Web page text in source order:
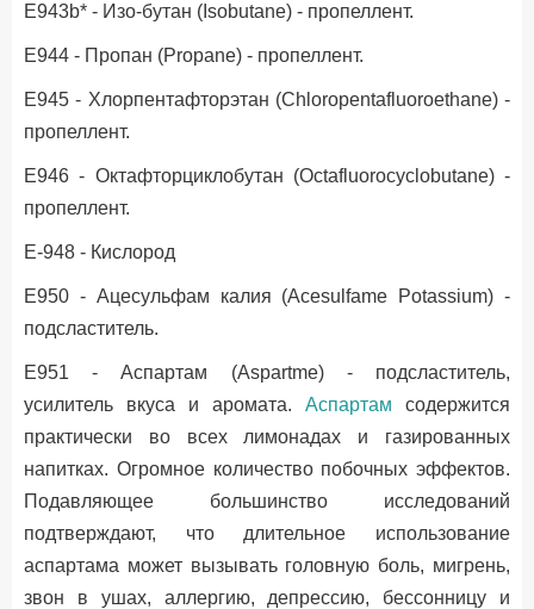
Е943b* - Изо-бутан (Isobutane) - пропеллент.
Е944 - Пропан (Propane) - пропеллент.
Е945 - Хлорпентафторэтан (Chloropentafluoroethane) -
пропеллент.
Е946 - Октафторциклобутан (Octafluorocyclobutane) -
пропеллент.
Е-948 - Кислород
Е950 - Ацесульфам калия (Acesulfame Potassium) -
подсластитель.
Е951 - Аспартам (Aspartme) - подсластитель,
усилитель вкуса и аромата. Аспартам содержится
практически во всех лимонадах и газированных
напитках. Огромное количество побочных эффектов.
Подавляющее большинство исследований
подтверждают, что длительное использование
аспартама может вызывать головную боль, мигрень,
звон в ушах, аллергию, депрессию, бессонницу и